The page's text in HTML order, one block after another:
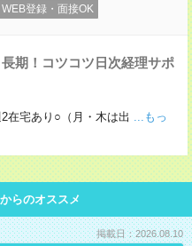
WEB登録・面接OK
長期！コツコツ日次経理サポ
在宅あり○（月・木は出 ...もっ
らのオススメ
掲載日：2026.08.10